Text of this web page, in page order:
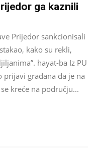
ga kaznili
Prijedor sankcionisali
kako su rekli,
hayat-ba Iz PU
građana da je na
kreće na području...